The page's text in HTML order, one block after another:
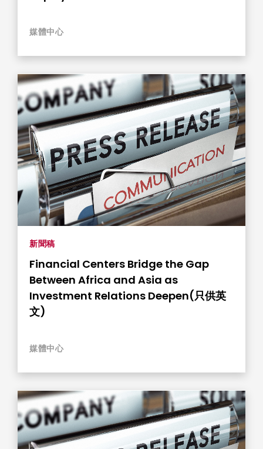
媒體中心
新聞稿
Financial Centers Bridge the Gap
Between Africa and Asia as
Investment Relations Deepen(只供英
文)
媒體中心